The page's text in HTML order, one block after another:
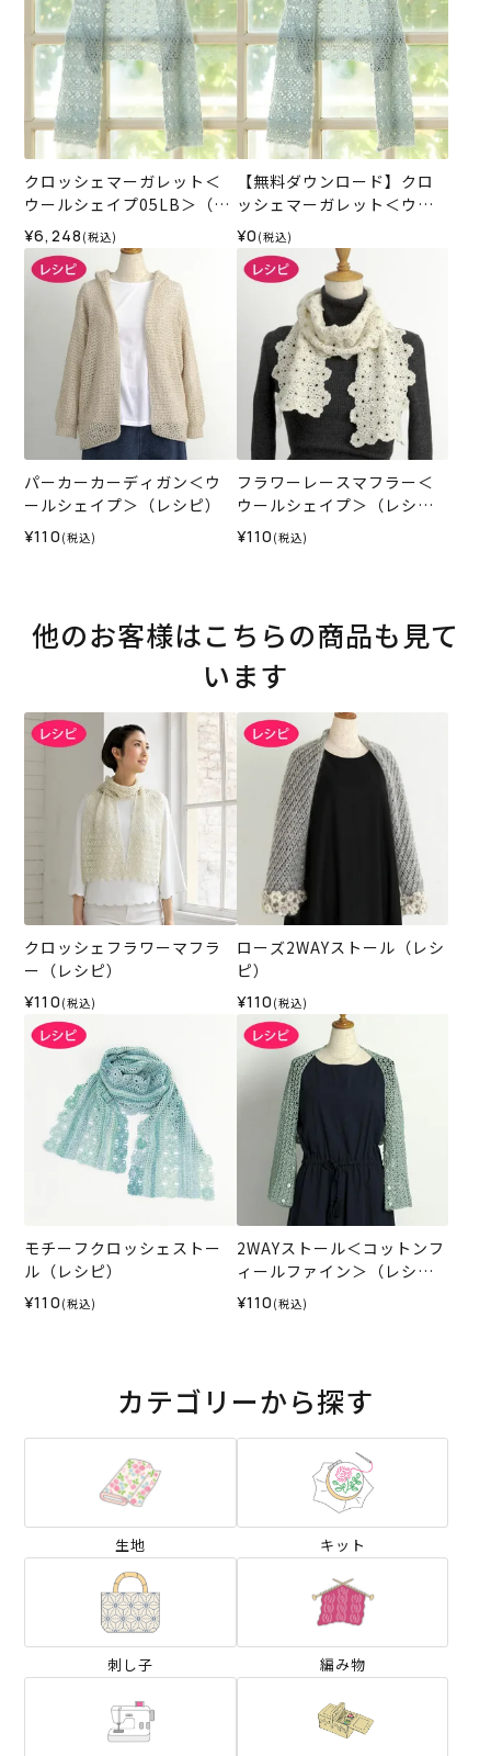
クロッシェマーガレット＜
ウールシェイプ05LB＞（編
み物 材料セット）
¥6,248 (税込)
【無料ダウンロード】クロ
ッシェマーガレット＜ウー
ルシェイプ＞（レシピ）
¥0 (税込)
パーカーカーディガン＜ウ
ールシェイプ＞（レシピ）
¥110 (税込)
フラワーレースマフラー＜
ウールシェイプ＞（レシ
ピ）
¥110 (税込)
他のお客様はこちらの商品も見て
います
クロッシェフラワーマフラ
ー（レシピ）
¥110 (税込)
ローズ2WAYストール（レシ
ピ）
¥110 (税込)
モチーフクロッシェストー
ル（レシピ）
¥110 (税込)
2WAYストール＜コットンフ
ィールファイン＞（レシ
ピ）
¥110 (税込)
カテゴリーから探す
生地 キット
刺し子 編み物